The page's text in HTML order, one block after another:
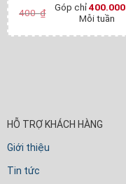
400₫ Góp chỉ400.000
Mỗi tuần
HỖ TRỢ KHÁCH HÀNG
Giới thiệu
Tin tức